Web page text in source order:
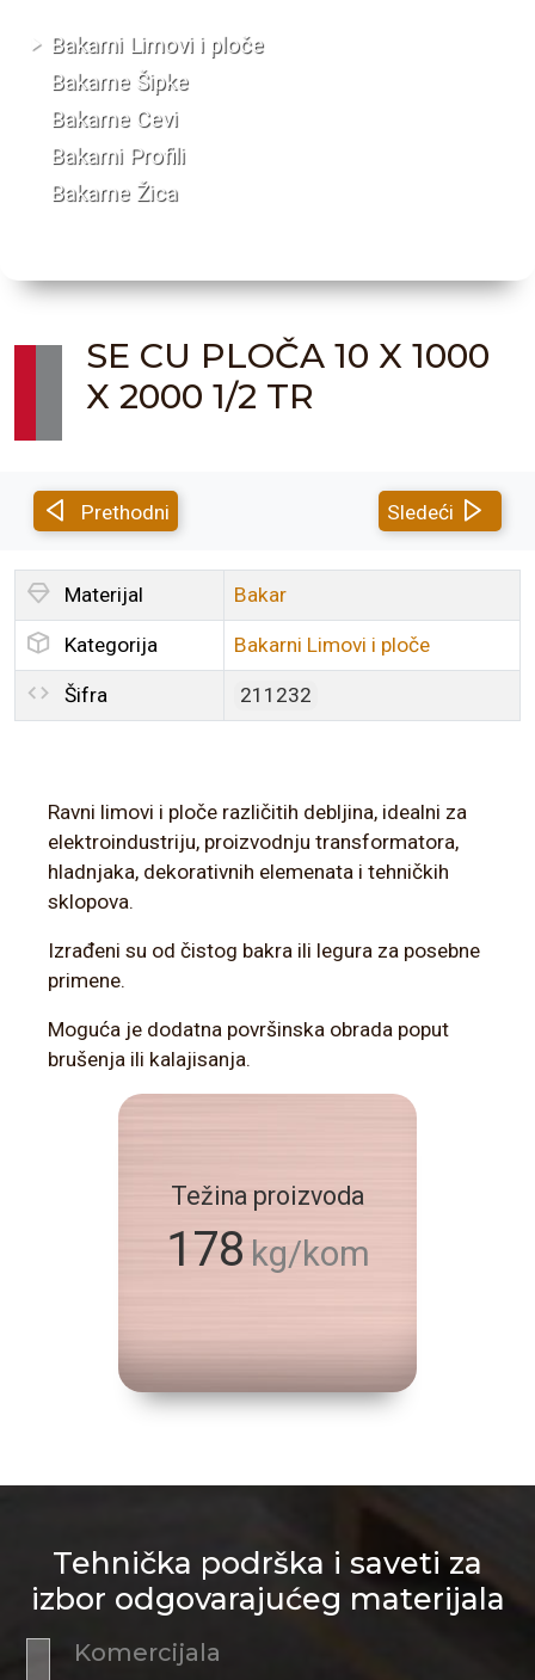
Bakarni Limovi i ploče
Bakarne Šipke
Bakarne Cevi
Bakarni Profili
Bakarne Žica
SE CU PLOČA 10 X 1000
X 2000 1/2 TR
Prethodni Sledeći
Materijal Bakar
Kategorija Bakarni Limovi i ploče
Šifra 211232
Ravni limovi i ploče različitih debljina, idealni za
elektroindustriju, proizvodnju transformatora,
hladnjaka, dekorativnih elemenata i tehničkih
sklopova.
Izrađeni su od čistog bakra ili legura za posebne
primene.
Moguća je dodatna površinska obrada poput
brušenja ili kalajisanja.
Težina proizvoda
178 kg/kom
Tehnička podrška i saveti za
izbor odgovarajućeg materijala
Komercijala